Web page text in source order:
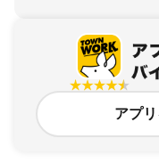
アプ